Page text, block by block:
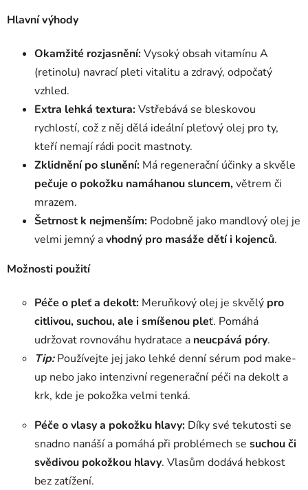
Hlavní výhody
Okamžité rozjasnění:Vysoký obsah vitamínu A
(retinolu) navrací pleti vitalitu a zdravý, odpočatý
vzhled.
Extra lehká textura:Vstřebává se bleskovou
rychlostí, což z něj dělá ideální pleťový olej pro ty,
kteří nemají rádi pocit mastnoty.
Zklidnění po slunění: Má regenerační účinky a skvěle
pečuje o pokožku namáhanou sluncem,větrem či
mrazem.
Šetrnost k nejmenším: Podobně jako mandlový olej je
velmi jemný avhodný pro masáže dětí i kojenců.
Možnosti použití
Péče o pleť a dekolt: Meruňkový olej je skvělý pro
citlivou, suchou, ale i smíšenou pleť. Pomáhá
udržovat rovnováhu hydratace a neucpává póry.
Tip:Používejte jej jako lehké denní sérum pod make-
up nebo jako intenzivní regenerační péči na dekolt a
krk, kde je pokožka velmi tenká.
Péče o vlasy a pokožku hlavy: Díky své tekutosti se
snadno nanáší a pomáhá při problémech se suchou či
svědivou pokožkou hlavy. Vlasům dodává hebkost
bez zatížení.